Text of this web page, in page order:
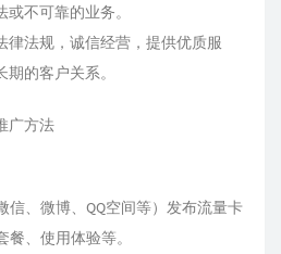
不可靠的业务。
律法规，诚信经营，提供优质服
的客户关系。
广方法
信、微博、QQ空间等）发布流量卡
、使用体验等。